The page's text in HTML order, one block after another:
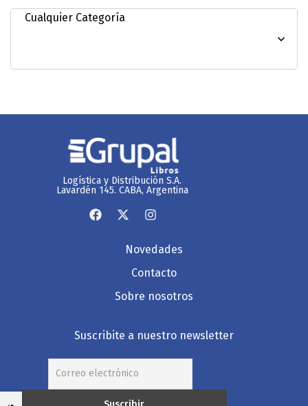
Logística y Distribución S.A.
Lavardén 145. CABA, Argentina
Novedades
Contacto
Sobre nosotros
Suscribite a nuestro newsletter